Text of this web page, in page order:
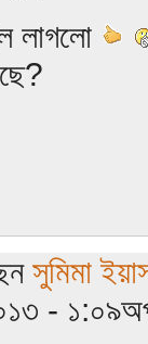
লাগলো
সুমিমা
-